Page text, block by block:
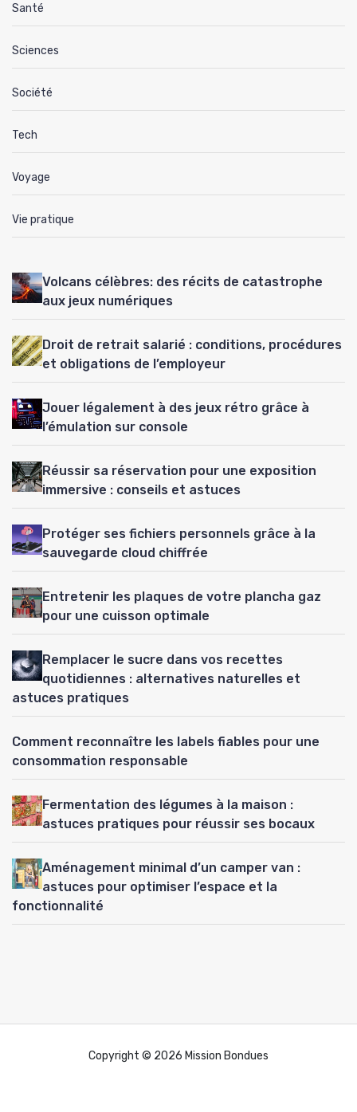
Santé
Sciences
Société
Tech
Voyage
Vie pratique
Volcans célèbres: des récits de catastrophe
aux jeux numériques
Droit de retrait salarié : conditions, procédures
et obligations de l’employeur
Jouer légalement à des jeux rétro grâce à
l’émulation sur console
Réussir sa réservation pour une exposition
immersive : conseils et astuces
Protéger ses fichiers personnels grâce à la
sauvegarde cloud chiffrée
Entretenir les plaques de votre plancha gaz
pour une cuisson optimale
Remplacer le sucre dans vos recettes
quotidiennes : alternatives naturelles et
astuces pratiques
Comment reconnaître les labels fiables pour une
consommation responsable
Fermentation des légumes à la maison :
astuces pratiques pour réussir ses bocaux
Aménagement minimal d’un camper van :
astuces pour optimiser l’espace et la
fonctionnalité
Copyright © 2026 Mission Bondues